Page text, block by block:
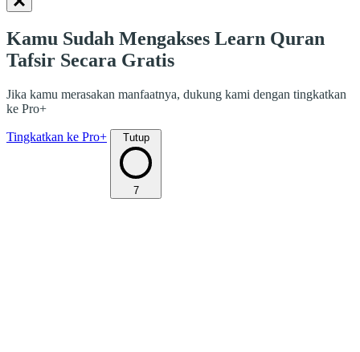
Kamu Sudah Mengakses Learn Quran
Tafsir Secara Gratis
Jika kamu merasakan manfaatnya, dukung kami dengan tingkatkan
ke Pro+
Tingkatkan ke Pro+ Tutup
7